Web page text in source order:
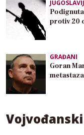
protiv 20
GRAĐANI
Goran